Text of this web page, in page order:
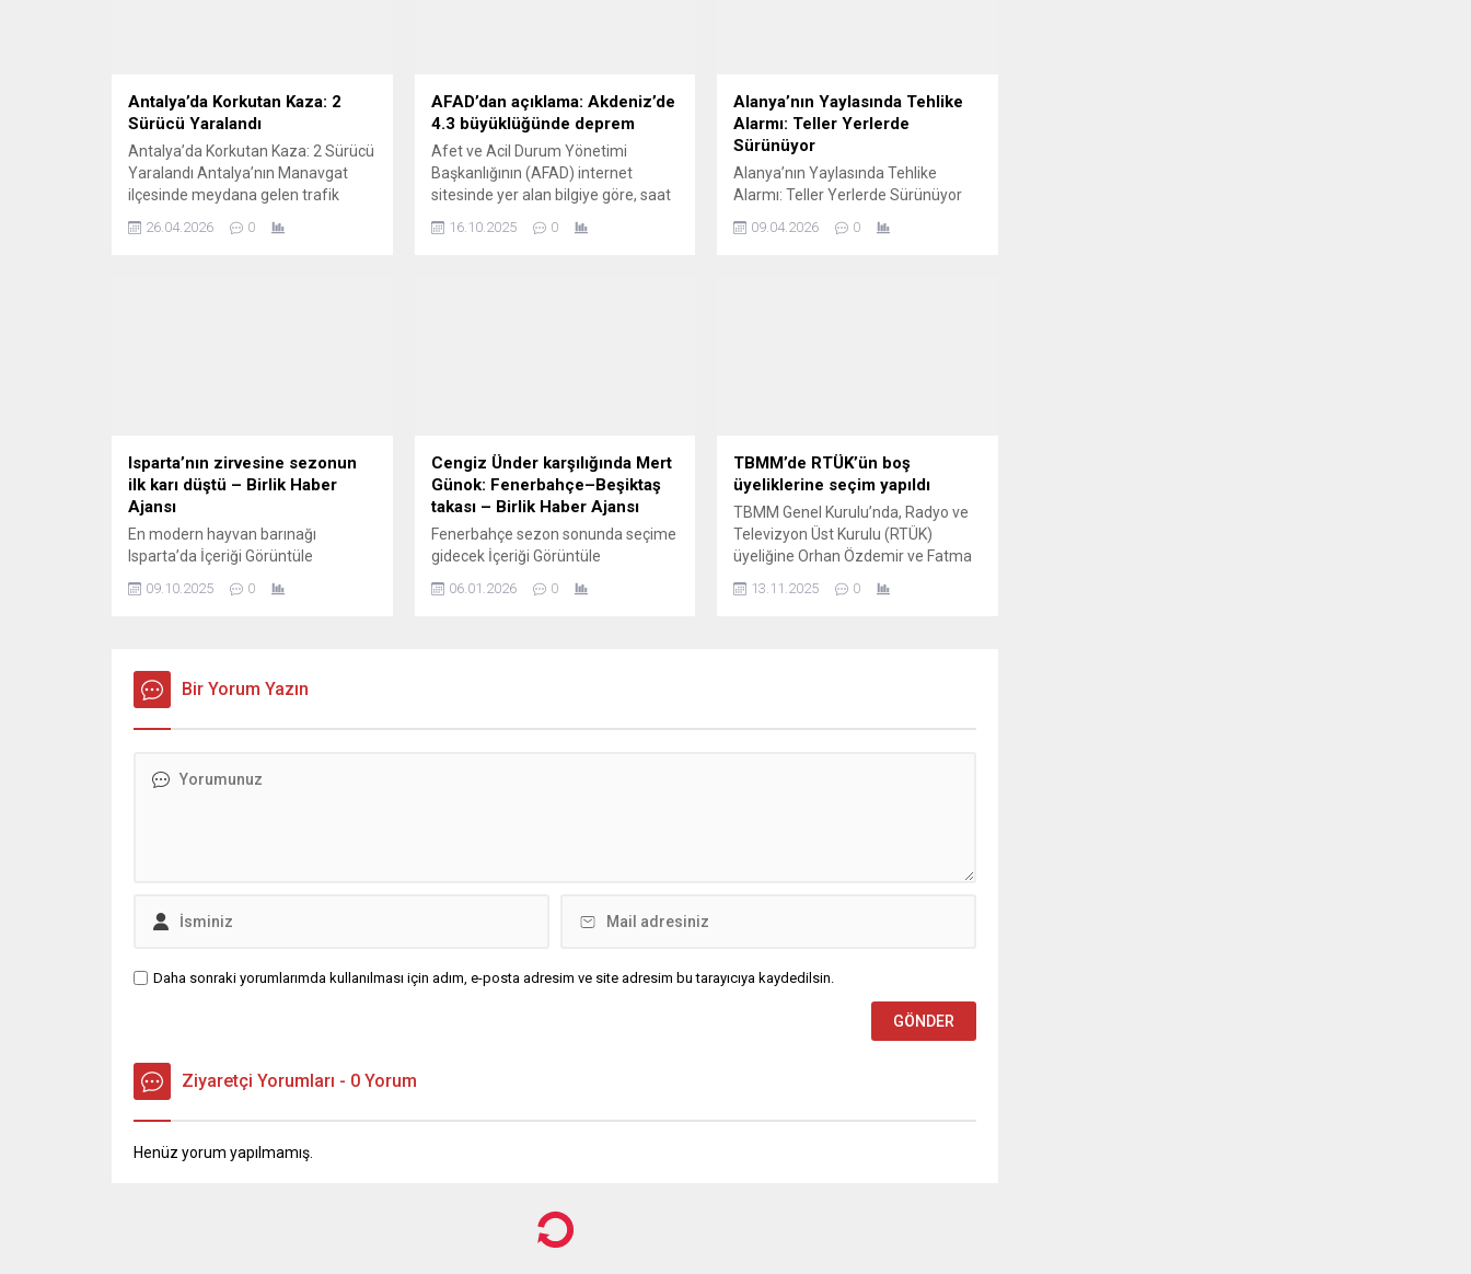
Antalya’da Korkutan Kaza: 2
Sürücü Yaralandı
Antalya’da Korkutan Kaza: 2 Sürücü
Yaralandı Antalya’nın Manavgat
ilçesinde meydana gelen trafik
kazası yürekleri ağza getirdi.
Motorlu bisiklet ile motosikletin
26.04.2026 0
AFAD’dan açıklama: Akdeniz’de
4.3 büyüklüğünde deprem
Afet ve Acil Durum Yönetimi
Başkanlığının (AFAD) internet
sitesinde yer alan bilgiye göre, saat
07.20’de merkez üssü Akdeniz olan
4,3 büyüklüğünde sarsıntı
16.10.2025 0
Alanya’nın Yaylasında Tehlike
Alarmı: Teller Yerlerde
Sürünüyor
Alanya’nın Yaylasında Tehlike
Alarmı: Teller Yerlerde Sürünüyor
Alanya’ya bağlı Dikmetaş
Yaylası’nda kopan elektrik telleri
09.04.2026 0
Isparta’nın zirvesine sezonun
ilk karı düştü – Birlik Haber
Ajansı
En modern hayvan barınağı
Isparta’da İçeriği Görüntüle
kayak sezonu öncesi yüzleri
işletmecileri ve bölge esnafı,
sezonun erken başlamasının
turizme olumlu yansıyacağını
kesimlerde sıcaklıkların
09.10.2025 0
Cengiz Ünder karşılığında Mert
Günok: Fenerbahçe–Beşiktaş
takası – Birlik Haber Ajansı
Fenerbahçe sezon sonunda seçime
gidecek İçeriği Görüntüle
iddiaya göre, Mert Günok’un
ödeme yapacağı ileri sürüldü. Mert
06.01.2026 0
TBMM’de RTÜK’ün boş
üyeliklerine seçim yapıldı
TBMM Genel Kurulu’nda, Radyo ve
Televizyon Üst Kurulu (RTÜK)
üyeliğine Orhan Özdemir ve Fatma
ve 1 Kasım 2025 tarihinde boşalan
RTÜK...
13.11.2025 0
Bir Yorum Yazın
Daha sonraki yorumlarımda kullanılması için adım, e-posta adresim ve site adresim bu tarayıcıya kaydedilsin.
Ziyaretçi Yorumları - 0 Yorum
Henüz yorum yapılmamış.